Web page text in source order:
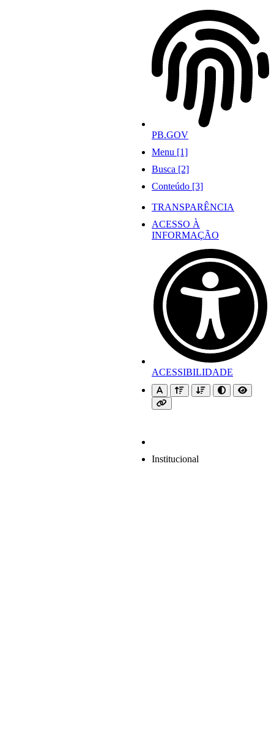
PB.GOV
Menu [1]
Busca [2]
Conteúdo [3]
TRANSPARÊNCIA
ACESSO À
INFORMAÇÃO
ACESSIBILIDADE
Institucional